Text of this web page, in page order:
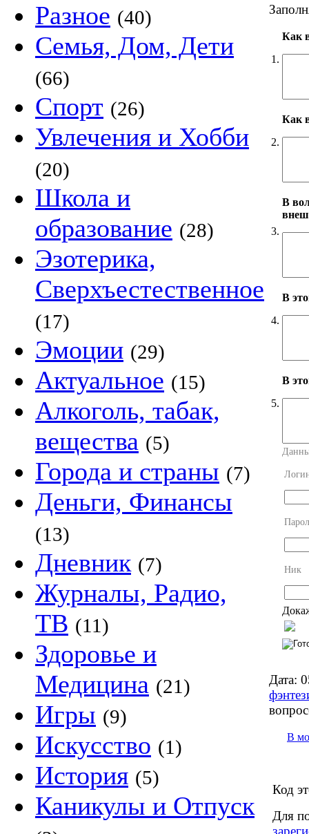
Разное (40)
Семья, Дом, Дети
(66)
Спорт (26)
Увлечения и Хобби
(20)
Школа и
образование (28)
Эзотерика,
Сверхъестественное
(17)
Эмоции (29)
Актуальное (15)
Алкоголь, табак,
вещества (5)
Города и страны (7)
Деньги, Финансы
(13)
Дневник (7)
Журналы, Радио,
ТВ (11)
Здоровье и
Медицина (21)
Игры (9)
Искусство (1)
История (5)
Каникулы и Отпуск
1.
Как
2.
Как
3.
В
4.
В
5.
В
Ник
Дата:
В
Код
Для